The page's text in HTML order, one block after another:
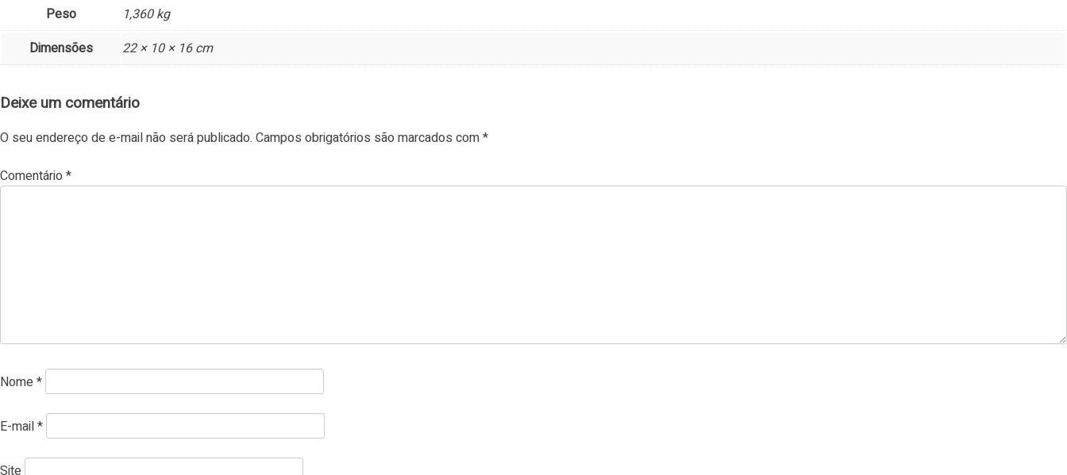
Peso
1,360 kg
Dimensões
22 × 10 × 16 cm
Deixe um comentário
O seu endereço de e-mail não será publicado. Campos obrigatórios são marcados com*
Comentário *
Nome*
E-mail*